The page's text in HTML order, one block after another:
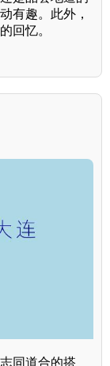
有趣。此外，
回忆。
同道合的搭